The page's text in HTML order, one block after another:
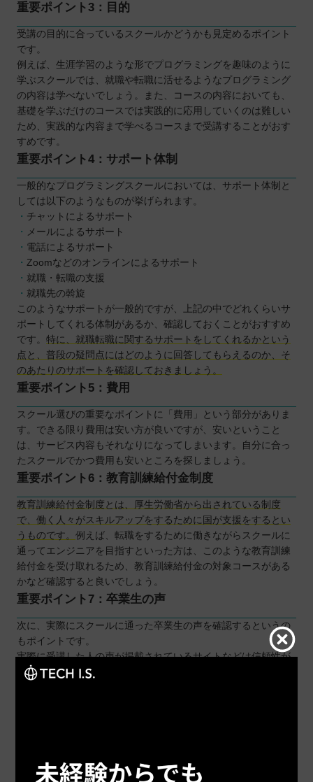
重要ポイント3：目的
受講の目的に合っているスクールかどうかも見定めるポイント
です。
例えば、生涯学習のような形でプログラミングを趣味のように
学ぶスクールでは、就職や転職に活せるようなプログラミング
の内容は学べないでしょう。また、コースの内容においても、
基礎を学ぶだけのコースでは実践的に応用していくのは難しい
ため、実践的な内容まで学べるコースまで受講することがおす
すめです。
重要ポイント4：サポート体制
一般的なプログラミングスクールにおいては、サポート体制と
しては以下のようなものが挙げられます。
チャットによるサポート
メールによるサポート
電話によるサポート
Zoomなどのオンラインによるサポート
就職・転職の支援
就職先の斡旋
このようなサポートが一般的ですが、上記の中でどれくらいサ
ポートしてくれる体制があるか、確認しておくことがおすすめ
です。 特に、就職転職に関するサポートをしてくれるかという
点と、普段の疑問点にはどのように回答してもらえるのか、そ
のあたりのサポートを確認しておきましょう。
重要ポイント5：費用
スクール選びの重要なポイントに「費用」という部分がありま
す。できる限り費用は安い方が良いですが、安いということ
は、サービス内容もそれなりになってしまいます。自分に合っ
たスクールでかつ費用も安いところを探しましょう。
重要ポイント6：教育訓練給付金制度
教育訓練給付金制度とは、厚生労働省から出されている制度
で、働く人々がスキルアップをするために国が支援をするとい
うものです。 例えば、転職をするために働きながらスクールに
通ってエンジニアを目指すといった方は、このような教育訓練
給付金を受け取れるため、教育訓練給付金の対象コースがある
かなど確認すると良いでしょう。
重要ポイント7：卒業生の声
次に、実際にスクールに通った卒業生の声を確認するというの
もポイントです。
実際に受講した人の声が掲載されているサイトなどは信頼性が
高いと言えるでしょう。受講した人が満足していなければサイ
スクールを選定する上で欠かせないのは「口コミ」でしょう。
口コミはさまざまなサイトでまとめられており、スクールを選